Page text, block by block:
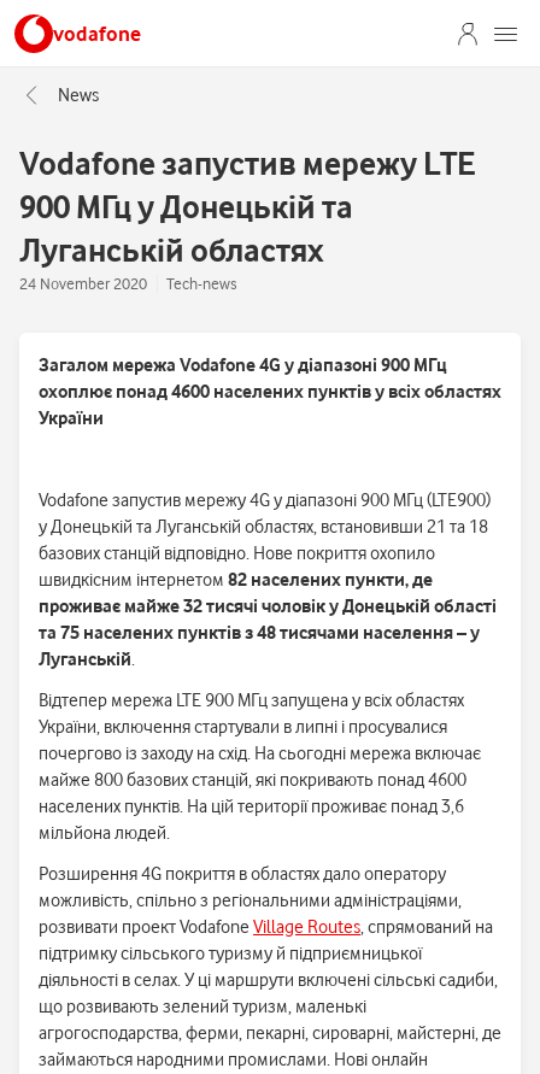
vodafone
News
Vodafone запустив мережу LTE
900 МГц у Донецькій та
Луганській областях
24 November 2020 Tech-news
Загалом мережа Vodafone4G у діапазоні 900 МГц
охоплює понад 4600 населених пунктів у всіх областях
України
Vodafone запустив мережу 4G у діапазоні 900 МГц (LTE900)
у Донецькій та Луганській областях, встановивши 21 та 18
базових станцій відповідно. Нове покриття охопило
швидкісним інтернетом 82 населених пункти, де
проживає майже 32 тисячі чоловік у Донецькій області
та 75 населених пунктів з 48 тисячами населення – у
Луганській.
Відтепер мережа LTE 900 МГц запущена у всіх областях
України, включення стартували в липні і просувалися
почергово із заходу на схід. На сьогодні мережа включає
майже 800 базових станцій, які покривають понад 4600
населених пунктів. На цій території проживає понад 3,6
мільйона людей.
Розширення 4G покриття в областях дало оператору
можливість, спільно з регіональними адміністраціями,
розвивати проект Vodafone Village Routes, спрямований на
підтримку сільського туризму й підприємницької
діяльності в селах. У ці маршрути включені сільські садиби,
що розвивають зелений туризм, маленькі
агрогосподарства, ферми, пекарні, сироварні, майстерні, де
займаються народними промислами. Нові онлайн